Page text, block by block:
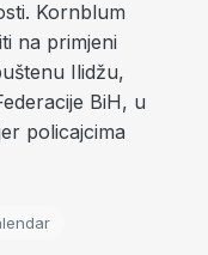
Kornblum
na primjeni
Ilidžu,
BiH, u
policajcima